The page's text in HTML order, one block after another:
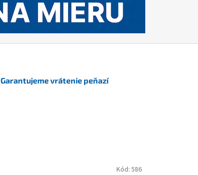
Garantujeme vrátenie peňazí
Kód: 586